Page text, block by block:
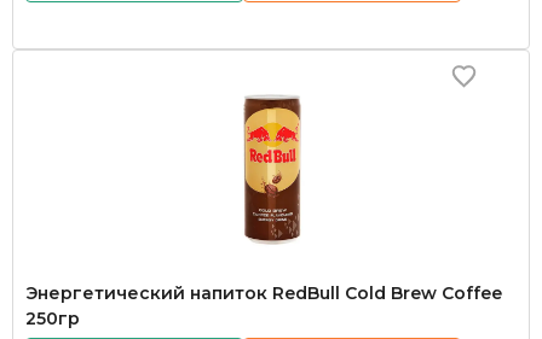
Энергетический напиток RedBull Cold Brew Coffee
250гр